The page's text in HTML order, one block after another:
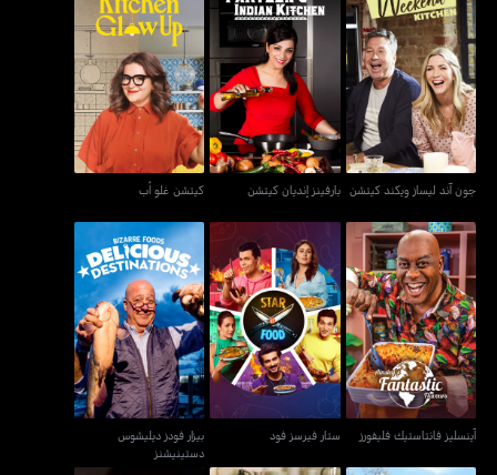
جون آند ليساز ويكند كيتشن
جون آند ليساز ويكند كيتشن
بارفينز إنديان كيتشن
بارفينز إنديان كيتشن
كيتشن غلو أب
كيتشن غلو أب
آينسليز فانتاستيك فليفورز
آينسليز فانتاستيك فليفورز
ستار فيرسز فود
ستار فيرسز فود
بيزار فودز ديليشوس
دستينيشنز
بيزار فودز ديليشوس
دستينيشنز